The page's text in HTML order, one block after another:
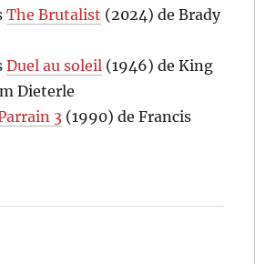
The Brutalist (2024) de Brady
Duel au soleil (1946) de King
Dieterle
3 (1990) de Francis